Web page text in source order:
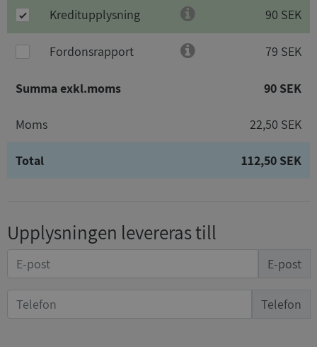
Kreditupplysning 90 SEK
Fordonsrapport 79 SEK
Summa exkl.moms 90 SEK
Moms 22,50 SEK
Total 112,50 SEK
Upplysningen levereras till
E-post
Telefon